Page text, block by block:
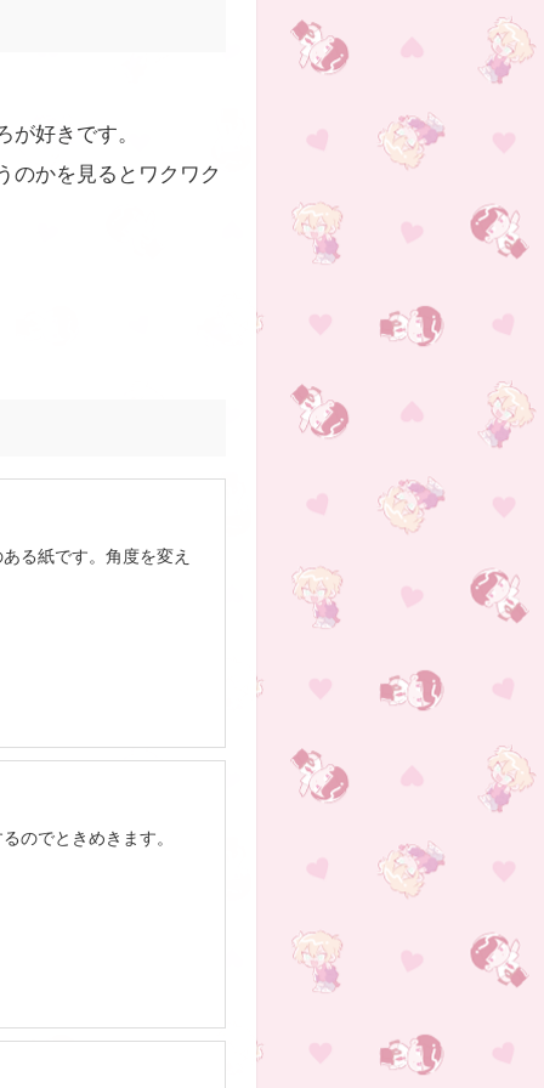
好きです。
のかを見るとワクワク
る紙です。角度を変え
のでときめきます。